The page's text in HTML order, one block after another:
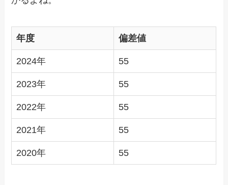
年度 偏差値
2024年 55
2023年 55
2022年 55
2021年 55
2020年 55